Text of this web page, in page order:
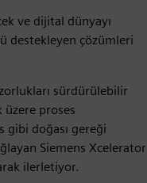
ve dijital dünyayı
destekleyen çözümleri
sürdürülebilir
proses
gibi doğası gereği
Siemens Xcelerator
ilerletiyor.